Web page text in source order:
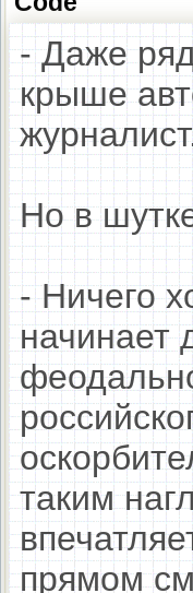
- Даже
крыше
Но в
- Ничего
начинает
таким
прямом